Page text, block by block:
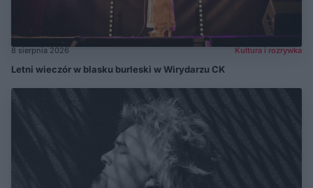
8 sierpnia 2026 Kultura i rozrywka
Letni wieczór w blasku burleski w Wirydarzu CK